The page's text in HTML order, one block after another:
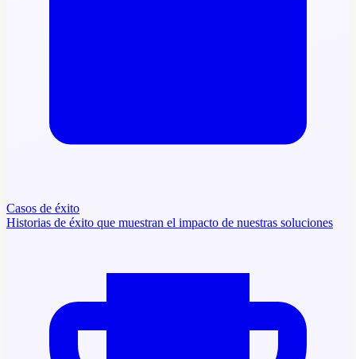
Casos de éxito
Historias de éxito que muestran el impacto de nuestras soluciones